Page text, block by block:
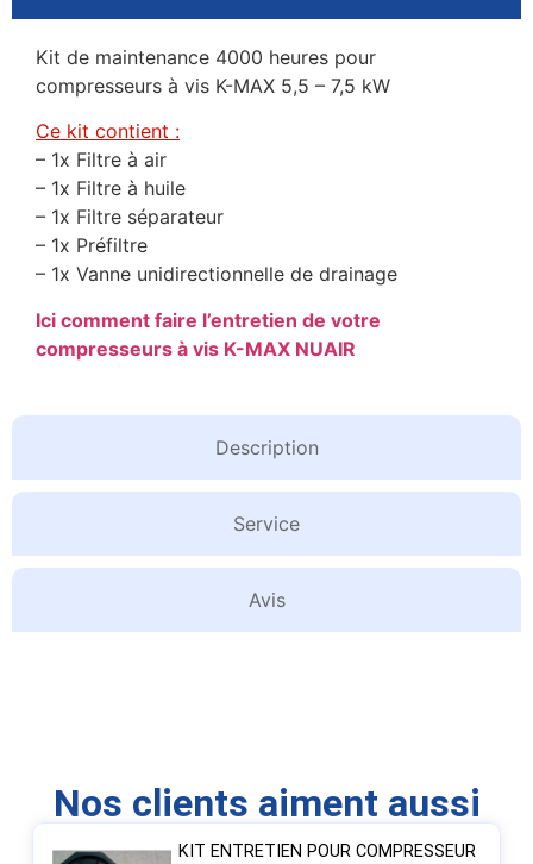
Description
Service
Avis
Kit de maintenance 4000 heures pour
compresseurs à vis K-MAX 5,5 – 7,5 kW
Ce kit contient :
– 1x Filtre à air
– 1x Filtre à huile
– 1x Filtre séparateur
– 1x Préfiltre
– 1x Vanne unidirectionnelle de drainage
Ici comment faire l’entretien de votre
compresseurs à vis K-MAX NUAIR
Nos clients aiment aussi
KIT ENTRETIEN POUR COMPRESSEUR